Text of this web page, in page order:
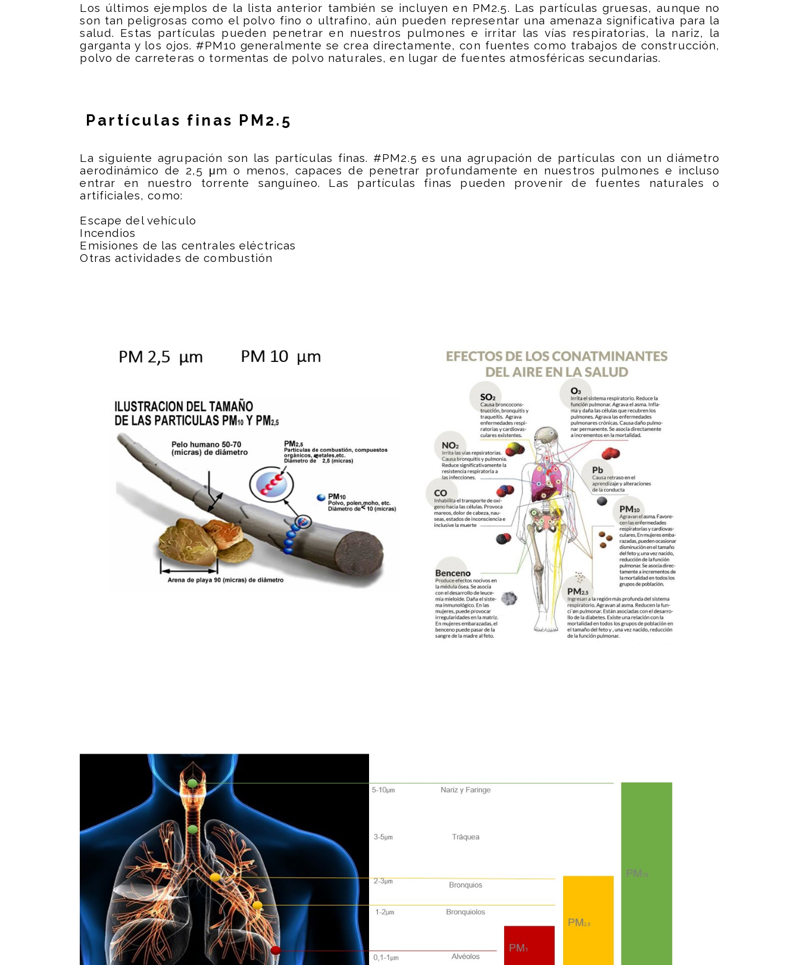
Los últimos ejemplos de la lista anterior también se incluyen en PM2.5. Las partículas gruesas, aunque no
son tan peligrosas como el polvo fino o ultrafino, aún pueden representar una amenaza significativa para la
salud. Estas partículas pueden penetrar en nuestros pulmones e irritar las vías respiratorias, la nariz, la
garganta y los ojos. #PM10 generalmente se crea directamente, con fuentes como trabajos de construcción,
polvo de carreteras o tormentas de polvo naturales, en lugar de fuentes atmosféricas secundarias.
Partículas finas PM2.5
La siguiente agrupación son las partículas finas. #PM2.5 es una agrupación de partículas con un diámetro
aerodinámico de 2,5 μm o menos, capaces de penetrar profundamente en nuestros pulmones e incluso
entrar en nuestro torrente sanguíneo. Las partículas finas pueden provenir de fuentes naturales o
artificiales, como:
Escape del vehículo
Incendios
Emisiones de las centrales eléctricas
Otras actividades de combustión